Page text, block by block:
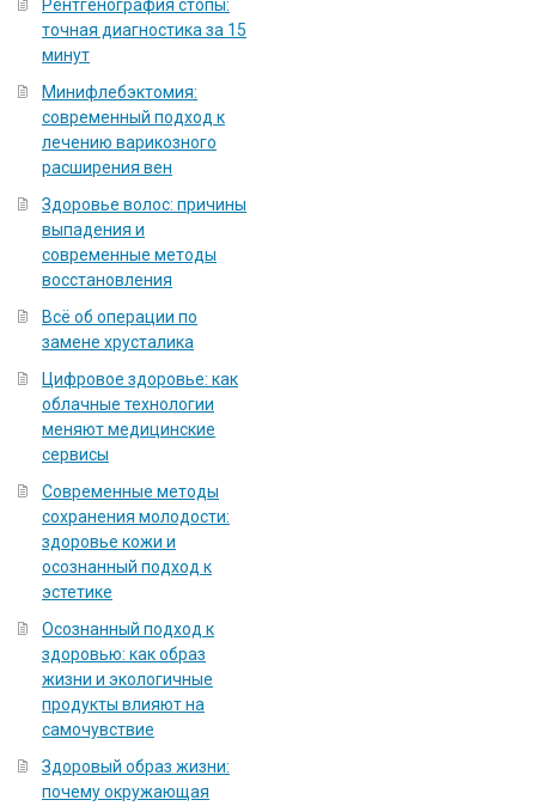
Рентгенография стопы:
точная диагностика за 15
минут
Минифлебэктомия:
современный подход к
лечению варикозного
расширения вен
Здоровье волос: причины
выпадения и
современные методы
восстановления
Всё об операции по
замене хрусталика
Цифровое здоровье: как
облачные технологии
меняют медицинские
сервисы
Современные методы
сохранения молодости:
здоровье кожи и
осознанный подход к
эстетике
Осознанный подход к
здоровью: как образ
жизни и экологичные
продукты влияют на
самочувствие
Здоровый образ жизни:
почему окружающая